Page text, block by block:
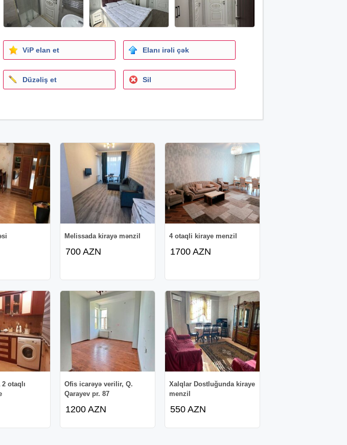
ViP elan et Elanı irəli çək
Düzəliş et Sil
Melissada kirayə mənzil
700 AZN
4 otaqli kiraye menzil
1700 AZN
otaqlı
Ofis icarəyə verilir, Q.
Qarayev pr. 87
1200 AZN
Xalqlar Dostluğunda kiraye
menzil
550 AZN